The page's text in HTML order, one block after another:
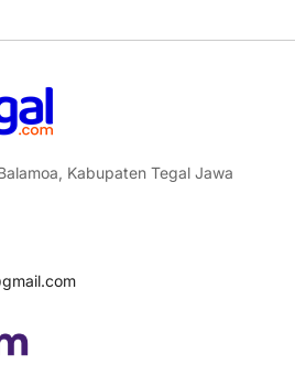
Kabupaten Tegal Jawa